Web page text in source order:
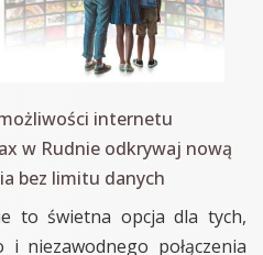
internetu
w Rudnie odkrywaj nową
bez limitu danych
to świetna opcja dla tych,
niezawodnego połączenia